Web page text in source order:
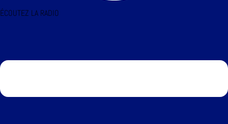
ÉCOUTEZ LA RADIO